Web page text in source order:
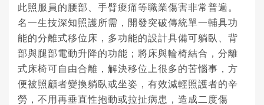
此照服員的腰部、手臂痠痛等職業傷害非常普遍。
名一生技深知照護所需，開發突破傳統單一輔具功
能的分離式移位床，多功能的設計具備可躺臥、背
部與腿部電動升降的功能；將床與輪椅結合，分離
式床椅可自由合離，解決移位上很多的苦惱事，方
便被照顧者變換躺臥或坐姿，有效減輕照護者的辛
勞，不用再垂直性抱動或拉扯病患，造成二度傷